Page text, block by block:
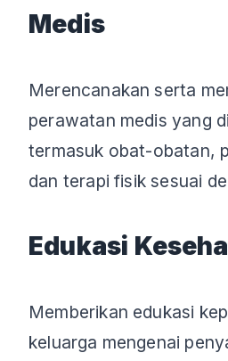
Medis
Merencanakan serta
perawatan medis yang
termasuk obat-obatan,
dan terapi fisik sesuai
Edukasi
Memberikan edukasi
keluarga mengenai